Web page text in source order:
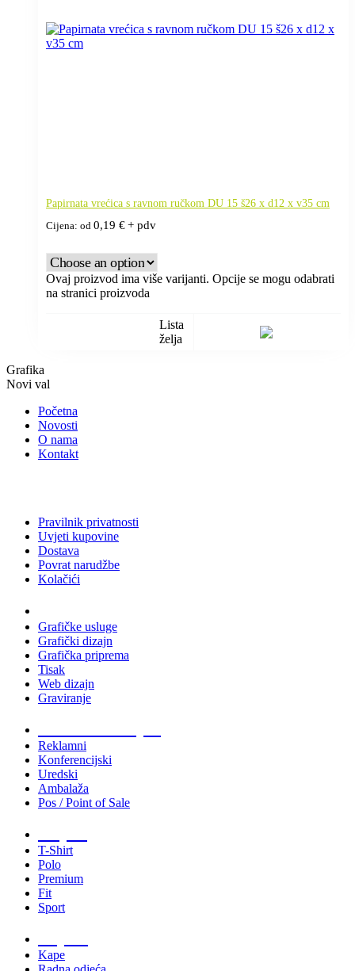
Papirnata vrećica s ravnom ručkom DU 15 š26 x d12 x v35 cm
Cijena: od 0,19 €+ pdv
Ovaj proizvod ima više varijanti. Opcije se mogu odabrati
na stranici proizvoda
Lista
želja
Grafika
Novi val
Početna
Novosti
O nama
Kontakt
Pravilnik privatnosti
Uvjeti kupovine
Dostava
Povrat narudžbe
Kolačići
Grafičke usluge
Grafički dizajn
Grafička priprema
Tisak
Web dizajn
Graviranje
Reklamni
Konferencijski
Uredski
Ambalaža
Pos / Point of Sale
T-Shirt
Polo
Premium
Fit
Sport
Kape